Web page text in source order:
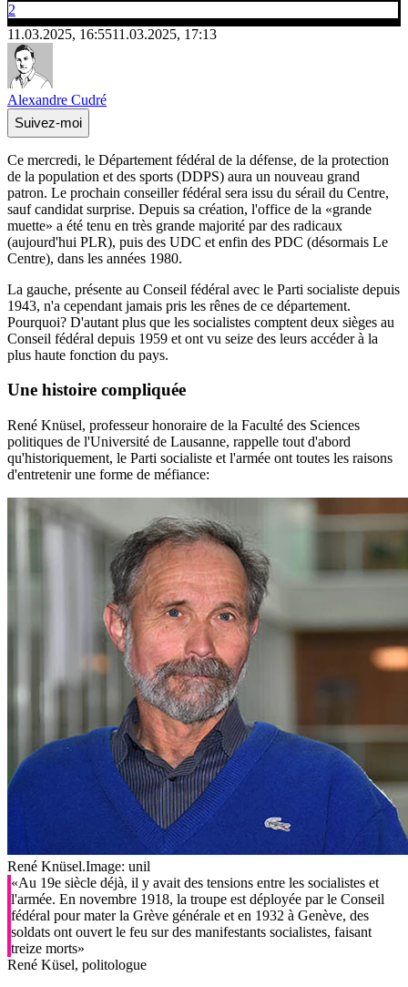
2
11.03.2025, 16:5511.03.2025, 17:13
Alexandre Cudré
Suivez-moi
Ce mercredi, le Département fédéral de la défense, de la protection
de la population et des sports (DDPS) aura un nouveau grand
patron. Le prochain conseiller fédéral sera issu du sérail du Centre,
sauf candidat surprise. Depuis sa création, l'office de la «grande
muette» a été tenu en très grande majorité par des radicaux
(aujourd'hui PLR), puis des UDC et enfin des PDC (désormais Le
Centre), dans les années 1980.
La gauche, présente au Conseil fédéral avec le Parti socialiste depuis
1943, n'a cependant jamais pris les rênes de ce département.
Pourquoi? D'autant plus que les socialistes comptent deux sièges au
Conseil fédéral depuis 1959 et ont vu seize des leurs accéder à la
plus haute fonction du pays.
Une histoire compliquée
René Knüsel, professeur honoraire de la Faculté des Sciences
politiques de l'Université de Lausanne, rappelle tout d'abord
qu'historiquement, le Parti socialiste et l'armée ont toutes les raisons
d'entretenir une forme de méfiance:
René Knüsel.Image: unil
«Au 19e siècle déjà, il y avait des tensions entre les socialistes et
l'armée. En novembre 1918, la troupe est déployée par le Conseil
fédéral pour mater la Grève générale et en 1932 à Genève, des
soldats ont ouvert le feu sur des manifestants socialistes, faisant
treize morts»
René Küsel, politologue